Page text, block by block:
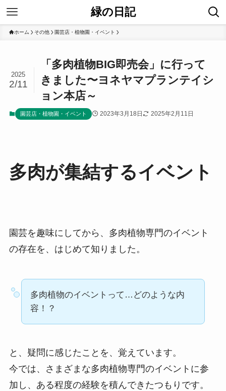
緑の日記
ホーム その他 園芸店・植物園・イベント
「多肉植物BIG即売会」に行って
きました〜ヨネヤマプランテイシ
ョン本店～
2025
2/11
園芸店・植物園・イベント 2023年3月18日 2025年2月11日
多肉が集結するイベント
園芸を趣味にしてから、多肉植物専門のイベント
の存在を、はじめて知りました。
多肉植物のイベントって…どのような内
容！？
と、疑問に感じたことを、覚えています。
今では、さまざまな多肉植物専門のイベントに参
加し、ある程度の経験を積んできたつもりです。